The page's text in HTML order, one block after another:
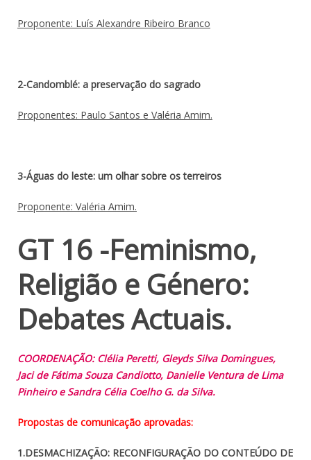
Proponente: Luís Alexandre Ribeiro Branco
2-Candomblé: a preservação do sagrado
Proponentes: Paulo Santos e Valéria Amim.
3-Águas do leste: um olhar sobre os terreiros
Proponente: Valéria Amim.
GT 16 -Feminismo,
Religião e Género:
Debates Actuais.
COORDENAÇÃO: Clélia Peretti, Gleyds Silva Domingues,
Jaci de Fátima Souza Candiotto, Danielle Ventura de Lima
Pinheiro e Sandra Célia Coelho G. da Silva.
Propostas de comunicação aprovadas:
1.DESMACHIZAÇÃO: RECONFIGURAÇÃO DO CONTEÚDO DE